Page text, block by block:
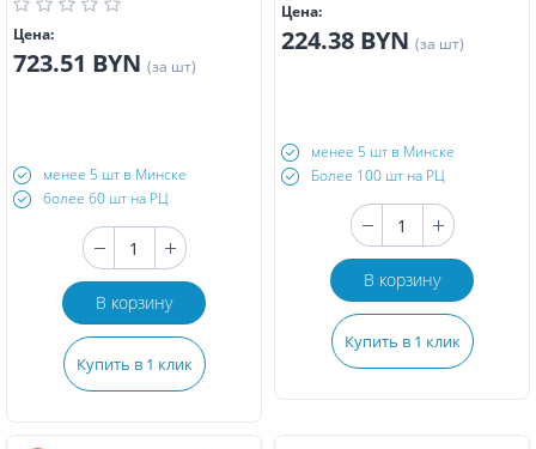
Цена:
723.51 BYN (за шт)
менее 5 шт в Минске
более 60 шт на РЦ
В корзину
Купить в 1 клик
Цена:
224.38 BYN (за шт)
менее 5 шт в Минске
Более 100 шт на РЦ
В корзину
Купить в 1 клик